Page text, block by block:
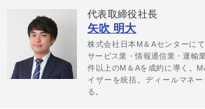
代表取締役社長
矢吹 明大
株式会社日本M＆Aセンターに
サービス業・情報通信業・運輸
件以上のM＆Aを成約に導く。
イザーを統括。ディールマネ
る。